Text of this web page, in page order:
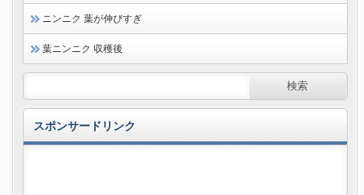
ニンニク 葉が伸びすぎ
葉ニンニク 収穫後
スポンサードリンク